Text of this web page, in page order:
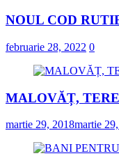
NOUL COD
februarie 28, 2022 0
MALOVĂȚ,
martie 29, 2018martie